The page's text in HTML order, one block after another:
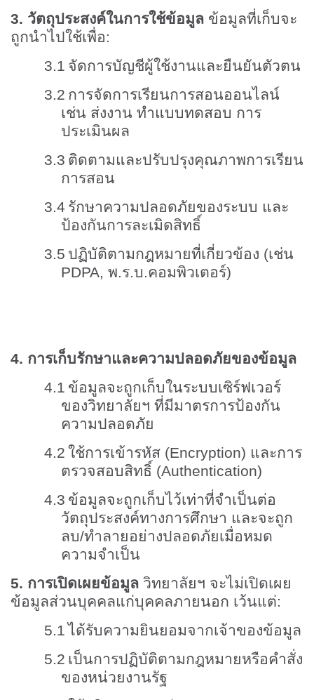
3. วัตถุประสงค์ในการใช้ข้อมูล ข้อมูลที่เก็บจะ
ถูกนำไปใช้เพื่อ:
3.1 จัดการบัญชีผู้ใช้งานและยืนยันตัวตน
3.2 การจัดการเรียนการสอนออนไลน์
เช่น ส่งงาน ทำแบบทดสอบ การ
ประเมินผล
3.3 ติดตามและปรับปรุงคุณภาพการเรียน
การสอน
3.4 รักษาความปลอดภัยของระบบ และ
ป้องกันการละเมิดสิทธิ์
3.5 ปฏิบัติตามกฎหมายที่เกี่ยวข้อง (เช่น
PDPA, พ.ร.บ.คอมพิวเตอร์)
4. การเก็บรักษาและความปลอดภัยของข้อมูล
4.1 ข้อมูลจะถูกเก็บในระบบเซิร์ฟเวอร์
ของวิทยาลัยฯ ที่มีมาตรการป้องกัน
ความปลอดภัย
4.2 ใช้การเข้ารหัส (Encryption) และการ
ตรวจสอบสิทธิ์ (Authentication)
4.3 ข้อมูลจะถูกเก็บไว้เท่าที่จำเป็นต่อ
วัตถุประสงค์ทางการศึกษา และจะถูก
ลบ/ทำลายอย่างปลอดภัยเมื่อหมด
ความจำเป็น
5. การเปิดเผยข้อมูล วิทยาลัยฯ จะไม่เปิดเผย
ข้อมูลส่วนบุคคลแก่บุคคลภายนอก เว้นแต่:
5.1 ได้รับความยินยอมจากเจ้าของข้อมูล
5.2 เป็นการปฏิบัติตามกฎหมายหรือคำสั่ง
ของหน่วยงานรัฐ